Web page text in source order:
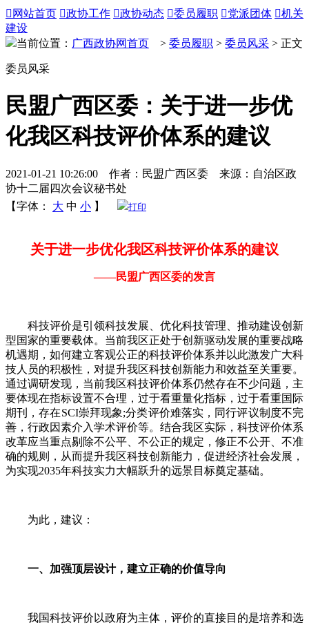
 网站首页 政协工作 政协动态 委员履职 党派团体 机关
建设
当前位置： 广西政协网首页 > 委员履职 > 委员风采 > 正文
委员风采
民盟广西区委：关于进一步优
化我区科技评价体系的建议
2021-01-21 10:26:00 作者：民盟广西区委 来源：自治区政
协十二届四次会议秘书处
【字体：
大 中 小 】 打印
关于进一步优化我区科技评价体系的建议
——民盟广西区委的发言
科技评价是引领科技发展、优化科技管理、推动建设创新
型国家的重要载体。当前我区正处于创新驱动发展的重要战略
机遇期，如何建立客观公正的科技评价体系并以此激发广大科
技人员的积极性，对提升我区科技创新能力和效益至关重要。
通过调研发现，当前我区科技评价体系仍然存在不少问题，主
要体现在指标设置不合理，过于看重量化指标，过于看重国际
期刊，存在SCI崇拜现象;分类评价难落实，同行评议制度不完
善，行政因素介入学术评价等。结合我区实际，科技评价体系
改革应当重点剔除不公平、不公正的规定，修正不公开、不准
确的规则，从而提升我区科技创新能力，促进经济社会发展，
为实现2035年科技实力大幅跃升的远景目标奠定基础。
为此，建议：
一、加强顶层设计，建立正确的价值导向
我国科技评价以政府为主体，评价的直接目的是培养和选